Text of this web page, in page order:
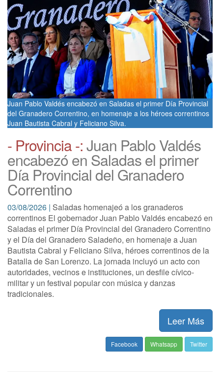
Juan Pablo Valdés encabezó en Saladas el primer Día Provincial
del Granadero Correntino, en homenaje a los héroes correntinos
Juan Bautista Cabral y Feliciano Silva.
- Provincia -:Juan Pablo Valdés
encabezó en Saladas el primer
Día Provincial del Granadero
Correntino
03/08/2026 | Saladas homenajeó a los granaderos
correntinos El gobernador Juan Pablo Valdés encabezó en
Saladas el primer Día Provincial del Granadero Correntino
y el Día del Granadero Saladeño, en homenaje a Juan
Bautista Cabral y Feliciano Silva, héroes correntinos de la
Batalla de San Lorenzo. La jornada incluyó un acto con
autoridades, vecinos e instituciones, un desfile cívico-
militar y un festival popular con música y danzas
tradicionales.
Leer Más
Facebook Whatsapp Twitter